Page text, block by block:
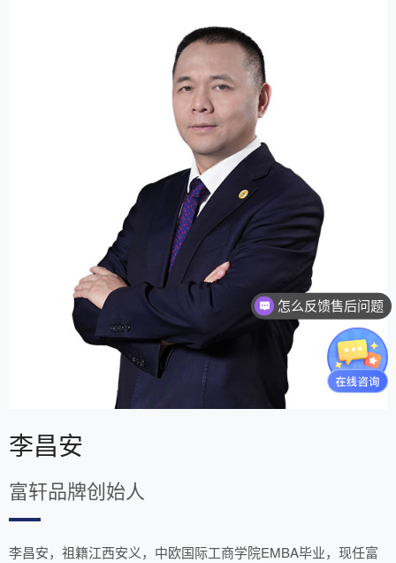
李昌安
富轩品牌创始人
李昌安，祖籍江西安义，中欧国际工商学院EMBA毕业，现任富
怎么加盟你们富轩门窗
怎么反馈售后问题